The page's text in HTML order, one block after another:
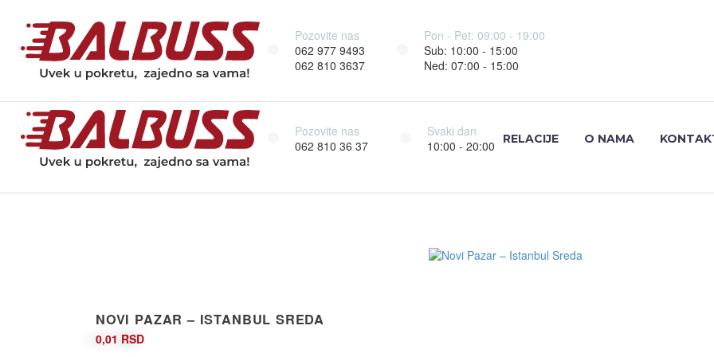
Pozovite nas
062 977 9493
062 810 3637
Pon - Pet: 09:00 - 19:00
Sub: 10:00 - 15:00
Ned: 07:00 - 15:00
Pozovite nas
062 810 36 37
Svaki dan
10:00 - 20:00
RELACIJE O NAMA
NOVI PAZAR – ISTANBUL SREDA
0,01 RSD